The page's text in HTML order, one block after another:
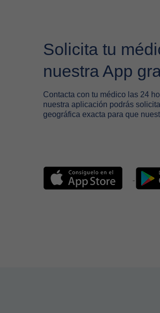
Solicita tu
nuestra App
Contacta con tu médico las 24
nuestra aplicación podrás
geográfica exacta para que